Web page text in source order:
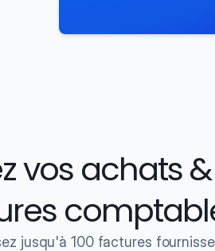
vos achats
jusqu'à 100 factures